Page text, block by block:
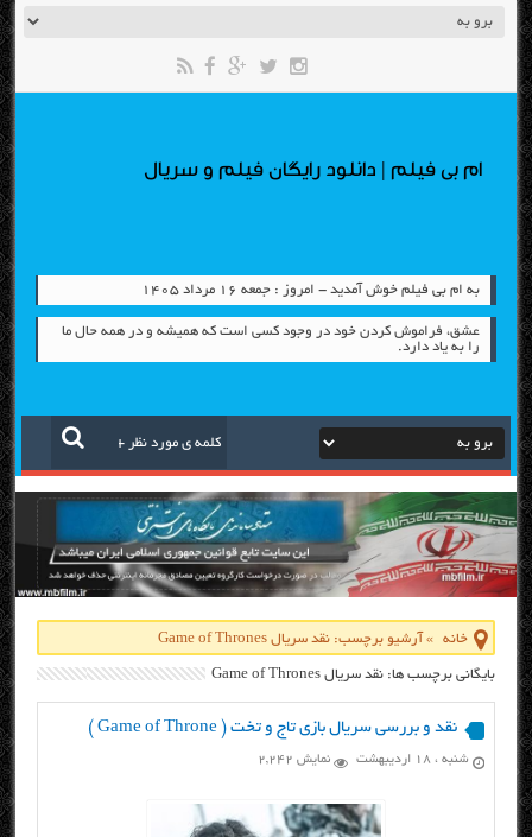
ام بی فیلم | دانلود رایگان فیلم و سریال
به ام بی فیلم خوش آمدید - امروز : جمعه ۱۶ مرداد ۱۴۰۵
عشق، فراموش كردن خود در وجود كسی است كه همیشه و در همه حال ما
را به یاد دارد.
خانه » آرشیو برچسب: نقد سریال Game of Thrones
بایگانی برچسب ها: نقد سریال Game of Thrones
نقد و بررسی سریال بازی تاج و تخت ( Game of Throne )
شنبه ، ۱۸ اردیبهشت نمایش 2,242